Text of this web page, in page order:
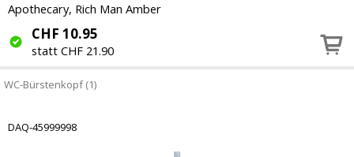
Apothecary, Rich Man Amber
CHF 10.95
statt CHF 21.90
WC-Bürstenkopf (1)
DAQ-45999998